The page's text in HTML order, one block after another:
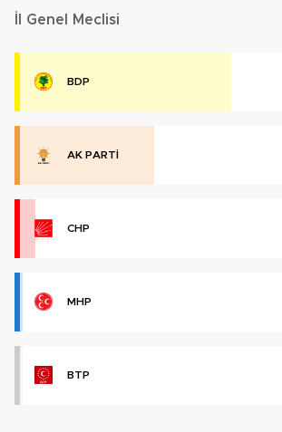
İl Genel Meclisi
BDP
AK PARTİ
CHP
MHP
BTP